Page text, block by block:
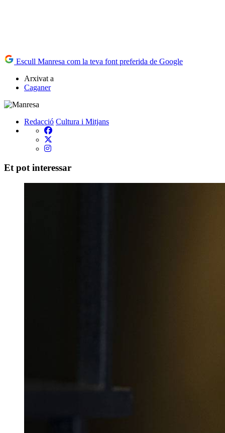
Escull Manresa com la teva font preferida de Google
Arxivat a
Caganer
Redacció Cultura i Mitjans
Et pot interessar